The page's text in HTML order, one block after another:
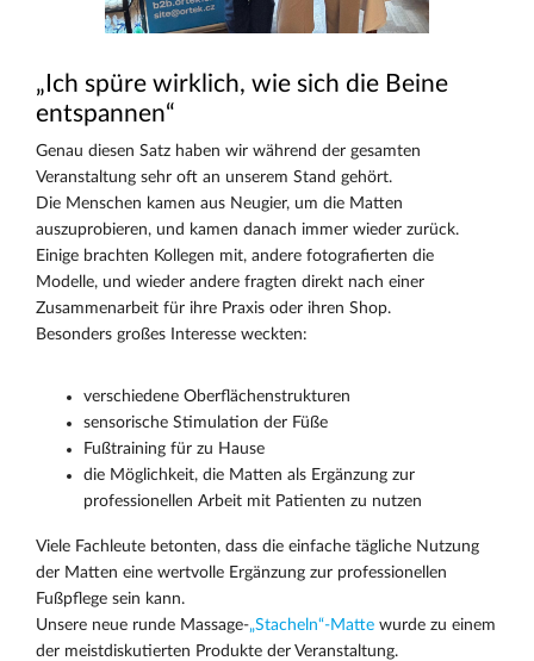
„Ich spüre wirklich, wie sich die Beine
entspannen“
Genau diesen Satz haben wir während der gesamten
Veranstaltung sehr oft an unserem Stand gehört.
Die Menschen kamen aus Neugier, um die Matten
auszuprobieren, und kamen danach immer wieder zurück.
Einige brachten Kollegen mit, andere fotografierten die
Modelle, und wieder andere fragten direkt nach einer
Zusammenarbeit für ihre Praxis oder ihren Shop.
Besonders großes Interesse weckten:
verschiedene Oberflächenstrukturen
sensorische Stimulation der Füße
Fußtraining für zu Hause
die Möglichkeit, die Matten als Ergänzung zur
professionellen Arbeit mit Patienten zu nutzen
Viele Fachleute betonten, dass die einfache tägliche Nutzung
der Matten eine wertvolle Ergänzung zur professionellen
Fußpflege sein kann.
Unsere neue runde Massage-„Stacheln“-Matte wurde zu einem
der meistdiskutierten Produkte der Veranstaltung.